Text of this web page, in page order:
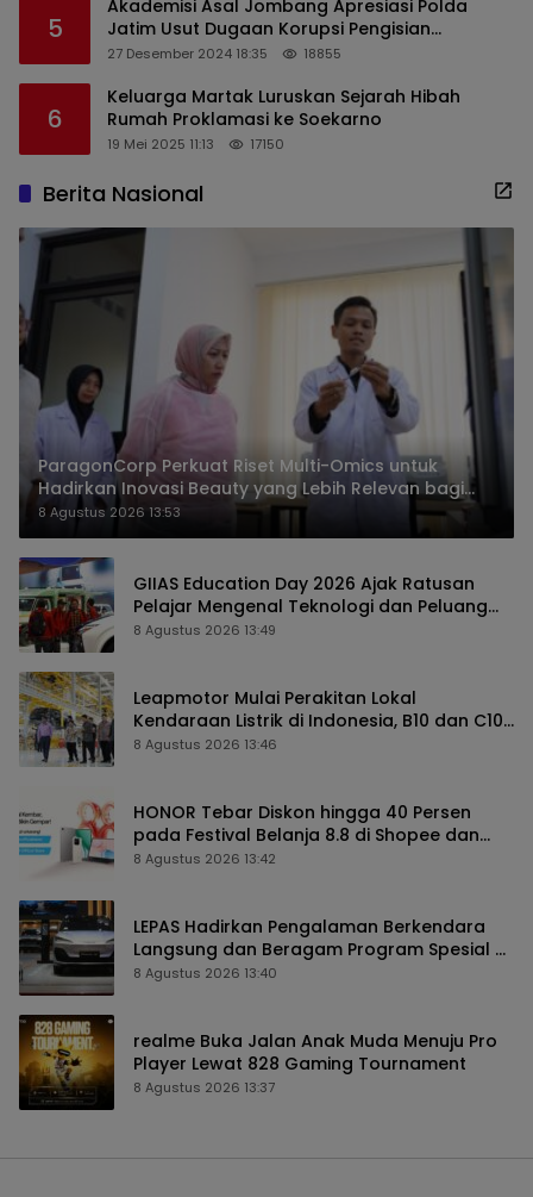
5
Akademisi Asal Jombang Apresiasi Polda
Jatim Usut Dugaan Korupsi Pengisian
Perangkat Desa di Kediri
27 Desember 2024 18:35 18855
6
Keluarga Martak Luruskan Sejarah Hibah
Rumah Proklamasi ke Soekarno
19 Mei 2025 11:13 17150
Berita Nasional
ParagonCorp Perkuat Riset Multi-Omics untuk
Hadirkan Inovasi Beauty yang Lebih Relevan bagi
Masyarakat Indonesia
8 Agustus 2026 13:53
GIIAS Education Day 2026 Ajak Ratusan
Pelajar Mengenal Teknologi dan Peluang
Karier Industri Otomotif
8 Agustus 2026 13:49
Leapmotor Mulai Perakitan Lokal
Kendaraan Listrik di Indonesia, B10 dan C10
Jadi Model Perdana
8 Agustus 2026 13:46
HONOR Tebar Diskon hingga 40 Persen
pada Festival Belanja 8.8 di Shopee dan
TikTok Shop
8 Agustus 2026 13:42
LEPAS Hadirkan Pengalaman Berkendara
Langsung dan Beragam Program Spesial di
GIIAS 2026
8 Agustus 2026 13:40
realme Buka Jalan Anak Muda Menuju Pro
Player Lewat 828 Gaming Tournament
8 Agustus 2026 13:37